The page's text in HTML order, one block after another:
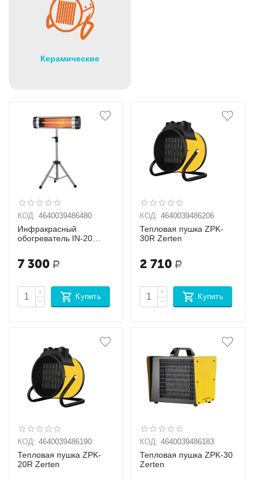
Керамические
КОД: 4640039486480
Инфракрасный
обогреватель IN-20
7 300 Р
+
−
Купить
КОД: 4640039486206
Тепловая пушка ZPK-
30R Zerten
2 710 Р
+
−
Купить
КОД: 4640039486190
Тепловая пушка ZPK-
20R Zerten
КОД: 4640039486183
Тепловая пушка ZPK-30
Zerten